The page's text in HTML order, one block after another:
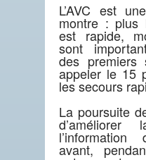
L’AVC est
montre : plus
est rapide,
sont
des premiers
appeler le 15
les secours
La poursuite
avant,